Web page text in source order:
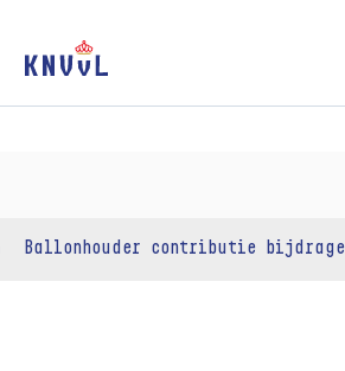
Ballonhouder contributie bijdrage